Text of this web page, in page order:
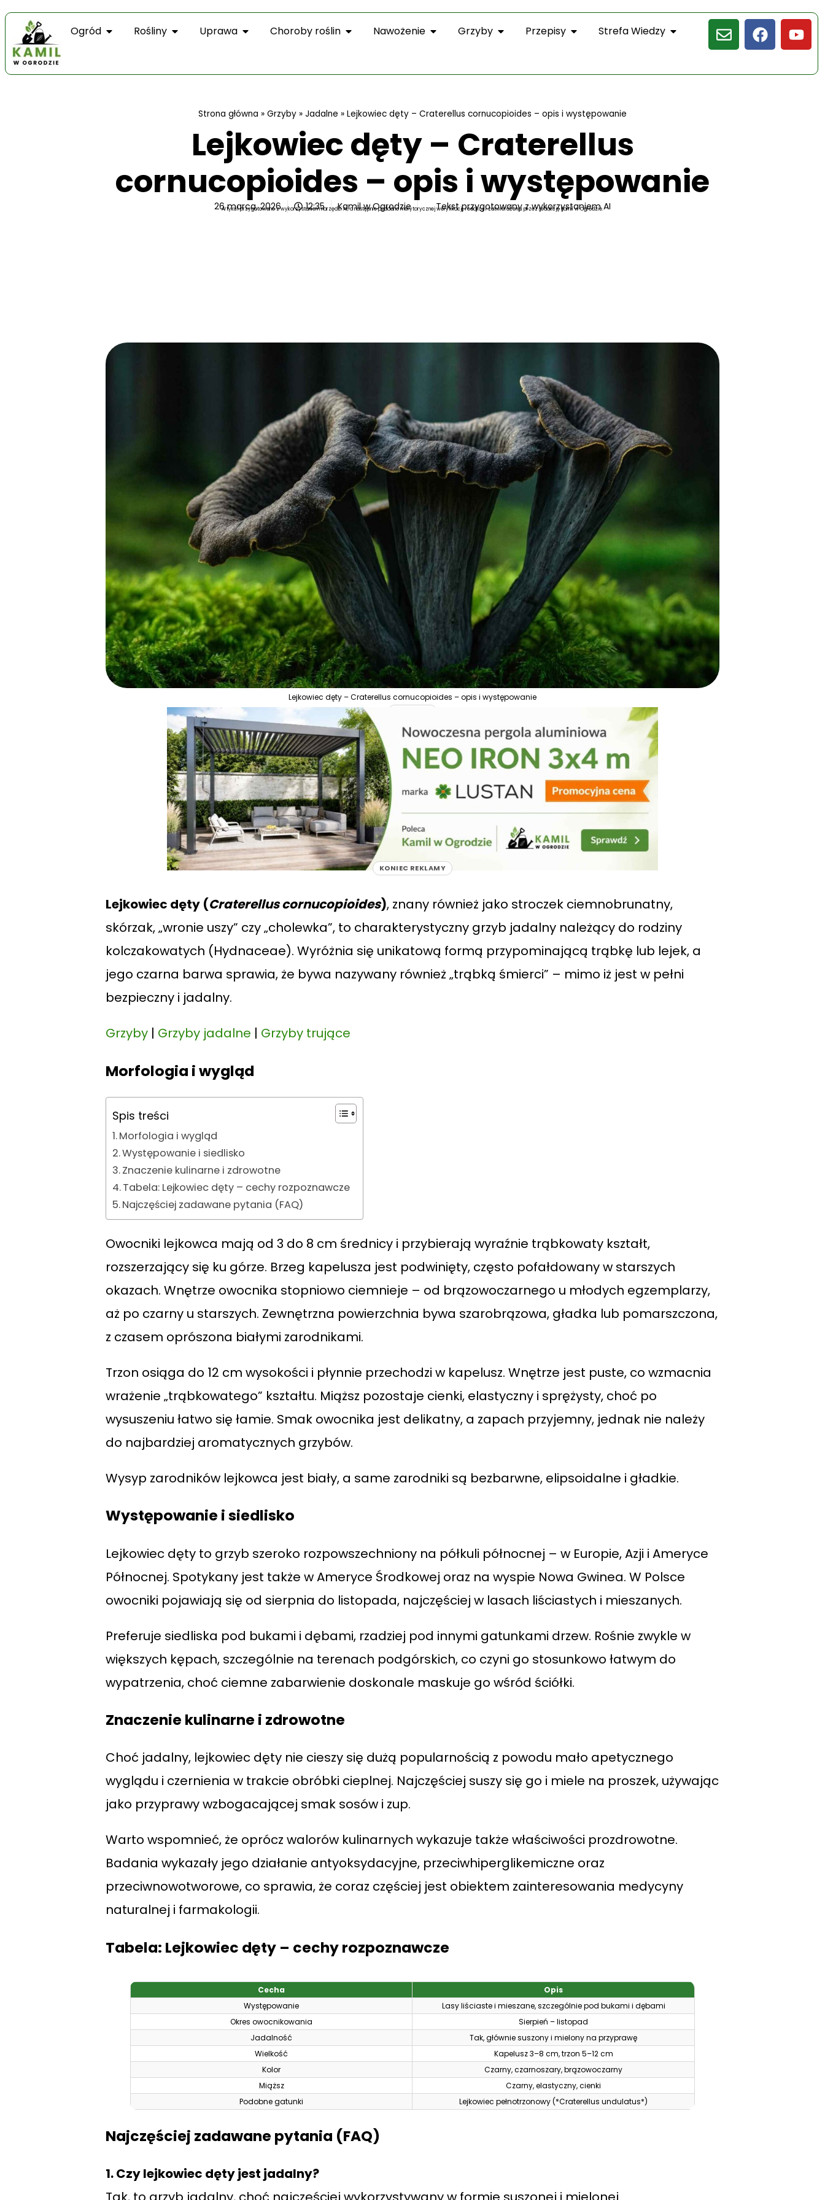
Ogród Rośliny Uprawa Choroby roślin Nawożenie Grzyby Przepisy Strefa Wiedzy
Strona główna » Grzyby » Jadalne » Lejkowiec dęty – Craterellus cornucopioides – opis i występowanie
Lejkowiec dęty – Craterellus
cornucopioides – opis i występowanie
26 marca, 2026 12:35 Kamil w Ogrodzie Tekst przygotowany z wykorzystaniem AI
Artykuł przygotowano z wykorzystaniem narzędzi AI, a następnie poddano merytorycznej weryfikacji, redakcji i zatwierdzeniu przez redakcję Kamil w Ogrodzie.
Lejkowiec dęty – Craterellus cornucopioides – opis i występowanie
KONIEC REKLAMY
Lejkowiec dęty (Craterellus cornucopioides), znany również jako stroczek ciemnobrunatny,
skórzak, „wronie uszy” czy „cholewka”, to charakterystyczny grzyb jadalny należący do rodziny
kolczakowatych (Hydnaceae). Wyróżnia się unikatową formą przypominającą trąbkę lub lejek, a
jego czarna barwa sprawia, że bywa nazywany również „trąbką śmierci” – mimo iż jest w pełni
bezpieczny i jadalny.
Grzyby | Grzyby jadalne | Grzyby trujące
Morfologia i wygląd
Spis treści
Morfologia i wygląd
Występowanie i siedlisko
Znaczenie kulinarne i zdrowotne
Tabela: Lejkowiec dęty – cechy rozpoznawcze
Najczęściej zadawane pytania (FAQ)
Owocniki lejkowca mają od 3 do 8 cm średnicy i przybierają wyraźnie trąbkowaty kształt,
rozszerzający się ku górze. Brzeg kapelusza jest podwinięty, często pofałdowany w starszych
okazach. Wnętrze owocnika stopniowo ciemnieje – od brązowoczarnego u młodych egzemplarzy,
aż po czarny u starszych. Zewnętrzna powierzchnia bywa szarobrązowa, gładka lub pomarszczona,
z czasem oprószona białymi zarodnikami.
Trzon osiąga do 12 cm wysokości i płynnie przechodzi w kapelusz. Wnętrze jest puste, co wzmacnia
wrażenie „trąbkowatego” kształtu. Miąższ pozostaje cienki, elastyczny i sprężysty, choć po
wysuszeniu łatwo się łamie. Smak owocnika jest delikatny, a zapach przyjemny, jednak nie należy
do najbardziej aromatycznych grzybów.
Wysyp zarodników lejkowca jest biały, a same zarodniki są bezbarwne, elipsoidalne i gładkie.
Występowanie i siedlisko
Lejkowiec dęty to grzyb szeroko rozpowszechniony na półkuli północnej – w Europie, Azji i Ameryce
Północnej. Spotykany jest także w Ameryce Środkowej oraz na wyspie Nowa Gwinea. W Polsce
owocniki pojawiają się od sierpnia do listopada, najczęściej w lasach liściastych i mieszanych.
Preferuje siedliska pod bukami i dębami, rzadziej pod innymi gatunkami drzew. Rośnie zwykle w
większych kępach, szczególnie na terenach podgórskich, co czyni go stosunkowo łatwym do
wypatrzenia, choć ciemne zabarwienie doskonale maskuje go wśród ściółki.
Znaczenie kulinarne i zdrowotne
Choć jadalny, lejkowiec dęty nie cieszy się dużą popularnością z powodu mało apetycznego
wyglądu i czernienia w trakcie obróbki cieplnej. Najczęściej suszy się go i miele na proszek, używając
jako przyprawy wzbogacającej smak sosów i zup.
Warto wspomnieć, że oprócz walorów kulinarnych wykazuje także właściwości prozdrowotne.
Badania wykazały jego działanie antyoksydacyjne, przeciwhiperglikemiczne oraz
przeciwnowotworowe, co sprawia, że coraz częściej jest obiektem zainteresowania medycyny
naturalnej i farmakologii.
Tabela: Lejkowiec dęty – cechy rozpoznawcze
Cecha
Opis
Występowanie
Lasy liściaste i mieszane, szczególnie pod bukami i dębami
Okres owocnikowania
Sierpień – listopad
Jadalność
Tak, głównie suszony i mielony na przyprawę
Wielkość
Kapelusz 3–8 cm, trzon 5–12 cm
Kolor
Czarny, czarnoszary, brązowoczarny
Miąższ
Czarny, elastyczny, cienki
Podobne gatunki
Lejkowiec pełnotrzonowy (*Craterellus undulatus*)
Najczęściej zadawane pytania (FAQ)
1. Czy lejkowiec dęty jest jadalny?